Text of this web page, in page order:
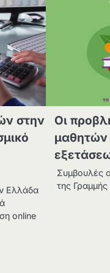
στην
Ελλάδα
online
Οι
μαθητών
Συμβουλές
της Γραμμής